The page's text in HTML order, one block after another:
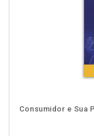
Consumidor e Sua